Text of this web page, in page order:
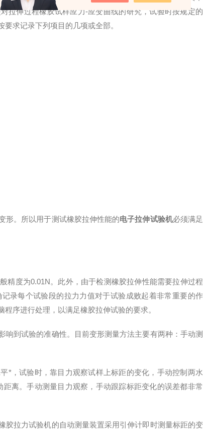
拉伸过程橡胶试样应力-应变曲线的研究，试验时按规定的
求记录下列项目的几项或全部。
。所以用于测试橡胶拉伸性能的电子拉伸试验机必须满足
度为0.01N。此外，由于检测橡胶拉伸性能需要拉伸过程
录每个试验段的拉力力值对于试验成败起着非常重要的作
程序进行处理，以满足橡胶拉伸试验的要求。
到试验的准确性。目前变形测量方法主要有两种：手动测
试验时，靠目力观察试样上标距的变化，手动控制两水
离。手动测量目力观察，手动跟踪标距变化的误差都非常
拉力试验机的自动测量装置采用引伸计即时测量标距的变